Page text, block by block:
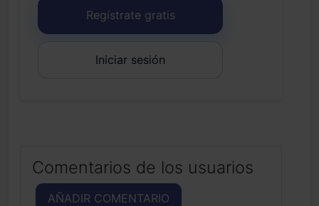
Regístrate gratis
Iniciar sesión
Comentarios de los usuarios
AÑADIR COMENTARIO